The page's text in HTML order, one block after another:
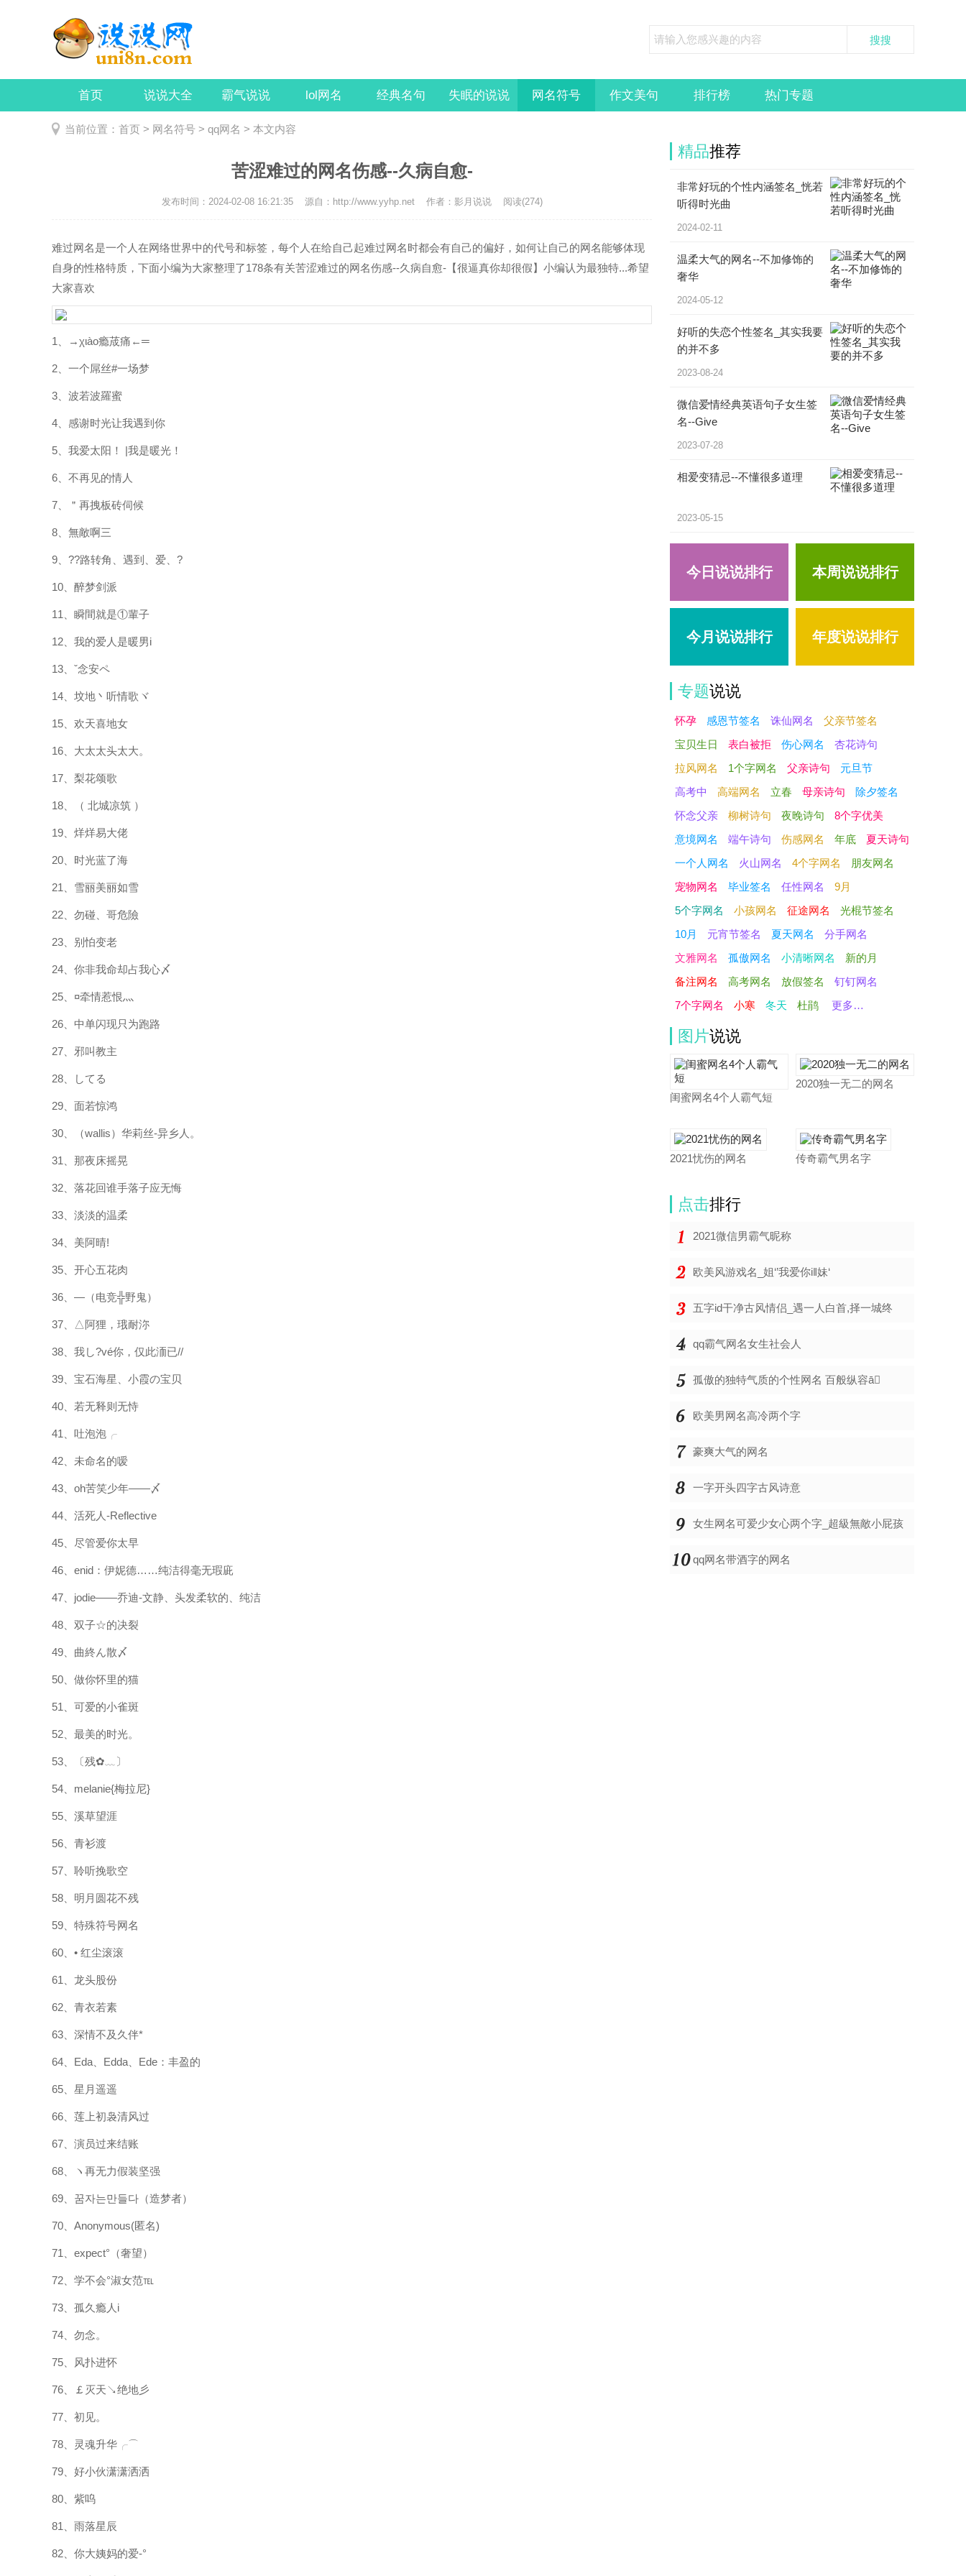
首页 说说大全 霸气说说 lol网名 经典名句 失眠的说说 网名符号 作文美句 排行榜 热门专题
当前位置： 首页 > 网名符号 > qq网名 > 本文内容
苦涩难过的网名伤感--久病自愈-
发布时间：2024-02-08 16:21:35 源自：http://www.yyhp.net 作者：影月说说 阅读(274)
难过网名是一个人在网络世界中的代号和标签，每个人在给自己起难过网名时都会有自己的偏好，如何让自己的网名能够体现
自身的性格特质，下面小编为大家整理了178条有关苦涩难过的网名伤感--久病自愈-【很逼真你却很假】小编认为最独特...希望
大家喜欢
1、→χιào瘾荿痛←═
2、一个屌丝#一场梦
3、波若波羅蜜
4、感谢时光让我遇到你
5、我爱太阳！ |我是暖光！
6、不再见的情人
7、＂再拽板砖伺候
8、無敵啊三
9、??路转角、遇到、爱、?
10、醉梦剑派
11、瞬間就是①輩子
12、我的爱人是暖男i
13、ˇ念安ペ
14、坟地丶听情歌ヾ
15、欢天喜地女
16、大太太头太大。
17、梨花颂歌
18、（ 北城凉筑 ）
19、烊烊易大佬
20、时光蓝了海
21、雪丽美丽如雪
22、勿碰、哥危險
23、别怕变老
24、你非我命却占我心〆
25、¤牵情惹恨灬
26、中单闪现只为跑路
27、邪叫教主
28、してる
29、面若惊鸿
30、（wallis）华莉丝-异乡人。
31、那夜床摇晃
32、落花回谁手落子应无悔
33、淡淡的温柔
34、美阿晴!
35、开心五花肉
36、—（电竞╬野鬼）
37、△阿狸，珴耐沵
38、我し?vé你，仅此洏已//
39、宝石海星、小霞の宝贝
40、若无释则无恃
41、吐泡泡╭
42、未命名的嗳
43、oh苦笑少年——〆
44、活死人-Reflective
45、尽管爱你太早
46、enid：伊妮德……纯洁得毫无瑕庛
47、jodie——乔迪-文静、头发柔软的、纯洁
48、双子☆的决裂
49、曲終ん散〆
50、做你怀里的猫
51、可爱的小雀斑
52、最美的时光。
53、〔残✿﹏〕
54、melanie{梅拉尼}
55、溪草望涯
56、青衫渡
57、聆听挽歌空
58、明月圆花不残
59、特殊符号网名
60、• 红尘滚滚
61、龙头股份
62、青衣若素
63、深情不及久伴*
64、Eda、Edda、Ede：丰盈的
65、星月遥遥
66、莲上初袅清风过
67、演员过来结账
68、ヽ再无力假装坚强
69、꿈자는만들다（造梦者）
70、Anonymous(匿名)
71、expect°（奢望）
72、学不会°淑女范℡
73、孤久瘾人i
74、勿念。
75、风扑进怀
76、￡灭天↘绝地彡
77、初见。
78、灵魂升华╭⌒
79、好小伙潇潇洒洒
80、紫呜
81、雨落星辰
82、你大姨妈的爱-°
精品推荐
非常好玩的个性内涵签名_恍若
听得时光曲
2024-02-11
温柔大气的网名--不加修饰的
奢华
2024-05-12
好听的失恋个性签名_其实我要
的并不多
2023-08-24
微信爱情经典英语句子女生签
名--Give
2023-07-28
相爱变猜忌--不懂很多道理
2023-05-15
今日说说排行 本周说说排行
今月说说排行 年度说说排行
专题说说
怀孕 感恩节签名 诛仙网名
父亲节签名
宝贝生日
表白被拒 伤心网名
杏花诗句
拉风网名
1个字网名 父亲诗句
元旦节
高考中
高端网名 立春 母亲诗句
除夕签名
怀念父亲
柳树诗句 夜晚诗句
8个字优美
意境网名
端午诗句 伤感网名 年底
夏天诗句
一个人网名
火山网名 4个字网名
朋友网名
宠物网名
毕业签名 任性网名
9月
5个字网名
小孩网名 征途网名
光棍节签名
10月
元宵节签名 夏天网名
分手网名
文雅网名
孤傲网名 小清晰网名
新的月
备注网名
高考网名 放假签名
钉钉网名
7个字网名
小寒 冬天 杜鹃 更多…
图片说说
闺蜜网名4个人霸气短
2020独一无二的网名
2021忧伤的网名 传奇霸气男名字
点击排行
2021微信男霸气昵称
欧美风游戏名_姐‘’我爱你i‖妹‘
五字id干净古风情侣_遇一人白首,择一城终
qq霸气网名女生社会人
孤傲的独特气质的个性网名 百般纵容ā
欧美男网名高冷两个字
豪爽大气的网名
一字开头四字古风诗意
女生网名可爱少女心两个字_超級無敵小屁孩
qq网名带酒字的网名